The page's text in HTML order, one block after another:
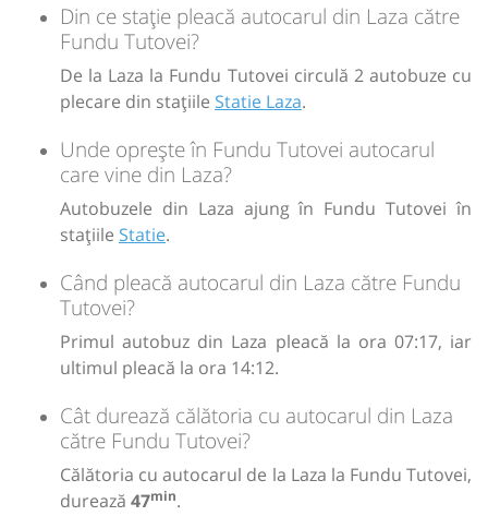
Din ce stație pleacă autocarul din Laza către
Fundu Tutovei?
De la Laza la Fundu Tutovei circulă 2 autobuze cu
plecare din stațiile Statie Laza.
Unde oprește în Fundu Tutovei autocarul
care vine din Laza?
Autobuzele din Laza ajung în Fundu Tutovei în
stațiile Statie.
Când pleacă autocarul din Laza către Fundu
Tutovei?
Primul autobuz din Laza pleacă la ora 07:17, iar
ultimul pleacă la ora 14:12.
Cât durează călătoria cu autocarul din Laza
către Fundu Tutovei?
Călătoria cu autocarul de la Laza la Fundu Tutovei,
durează 47min.